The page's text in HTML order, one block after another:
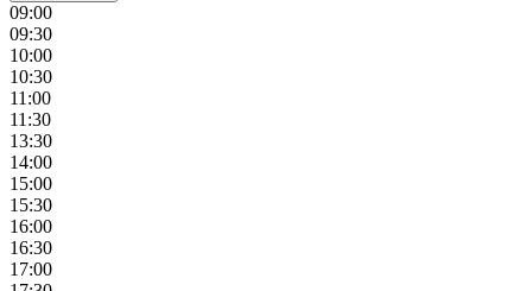
09:00
09:30
10:00
10:30
11:00
11:30
13:30
14:00
15:00
15:30
16:00
16:30
17:00